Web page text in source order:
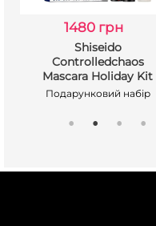
1480 грн
Shiseido
Controlledсhaos
Mascara Holiday Kit
Подарунковий набір